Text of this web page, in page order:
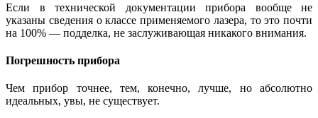
Если в технической документации прибора вообще не
указаны сведения о классе применяемого лазера, то это почти
на 100% — подделка, не заслуживающая никакого внимания.
Погрешность прибора
Чем прибор точнее, тем, конечно, лучше, но абсолютно
идеальных, увы, не существует.